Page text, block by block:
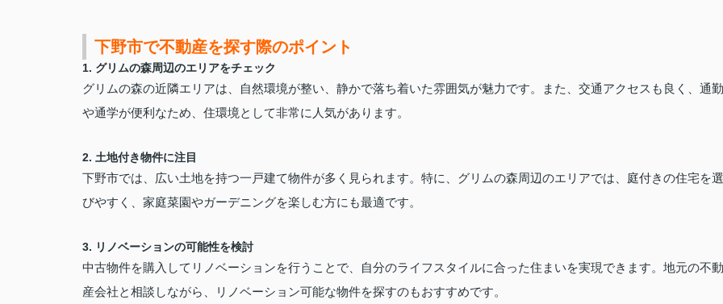
下野市で不動産を探す際のポイント
1. グリムの森周辺のエリアをチェック
グリムの森の近隣エリアは、自然環境が整い、静かで落ち着いた雰囲気が魅力です。また、交通アクセスも良く、通勤
や通学が便利なため、住環境として非常に人気があります。
2. 土地付き物件に注目
下野市では、広い土地を持つ一戸建て物件が多く見られます。特に、グリムの森周辺のエリアでは、庭付きの住宅を選
びやすく、家庭菜園やガーデニングを楽しむ方にも最適です。
3. リノベーションの可能性を検討
中古物件を購入してリノベーションを行うことで、自分のライフスタイルに合った住まいを実現できます。地元の不動
産会社と相談しながら、リノベーション可能な物件を探すのもおすすめです。